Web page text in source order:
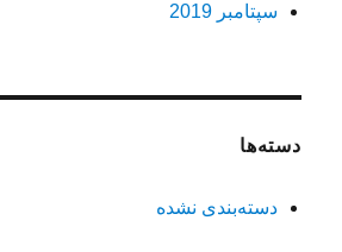
سپتامبر 2019
دسته‌ها
دسته‌بندی نشده